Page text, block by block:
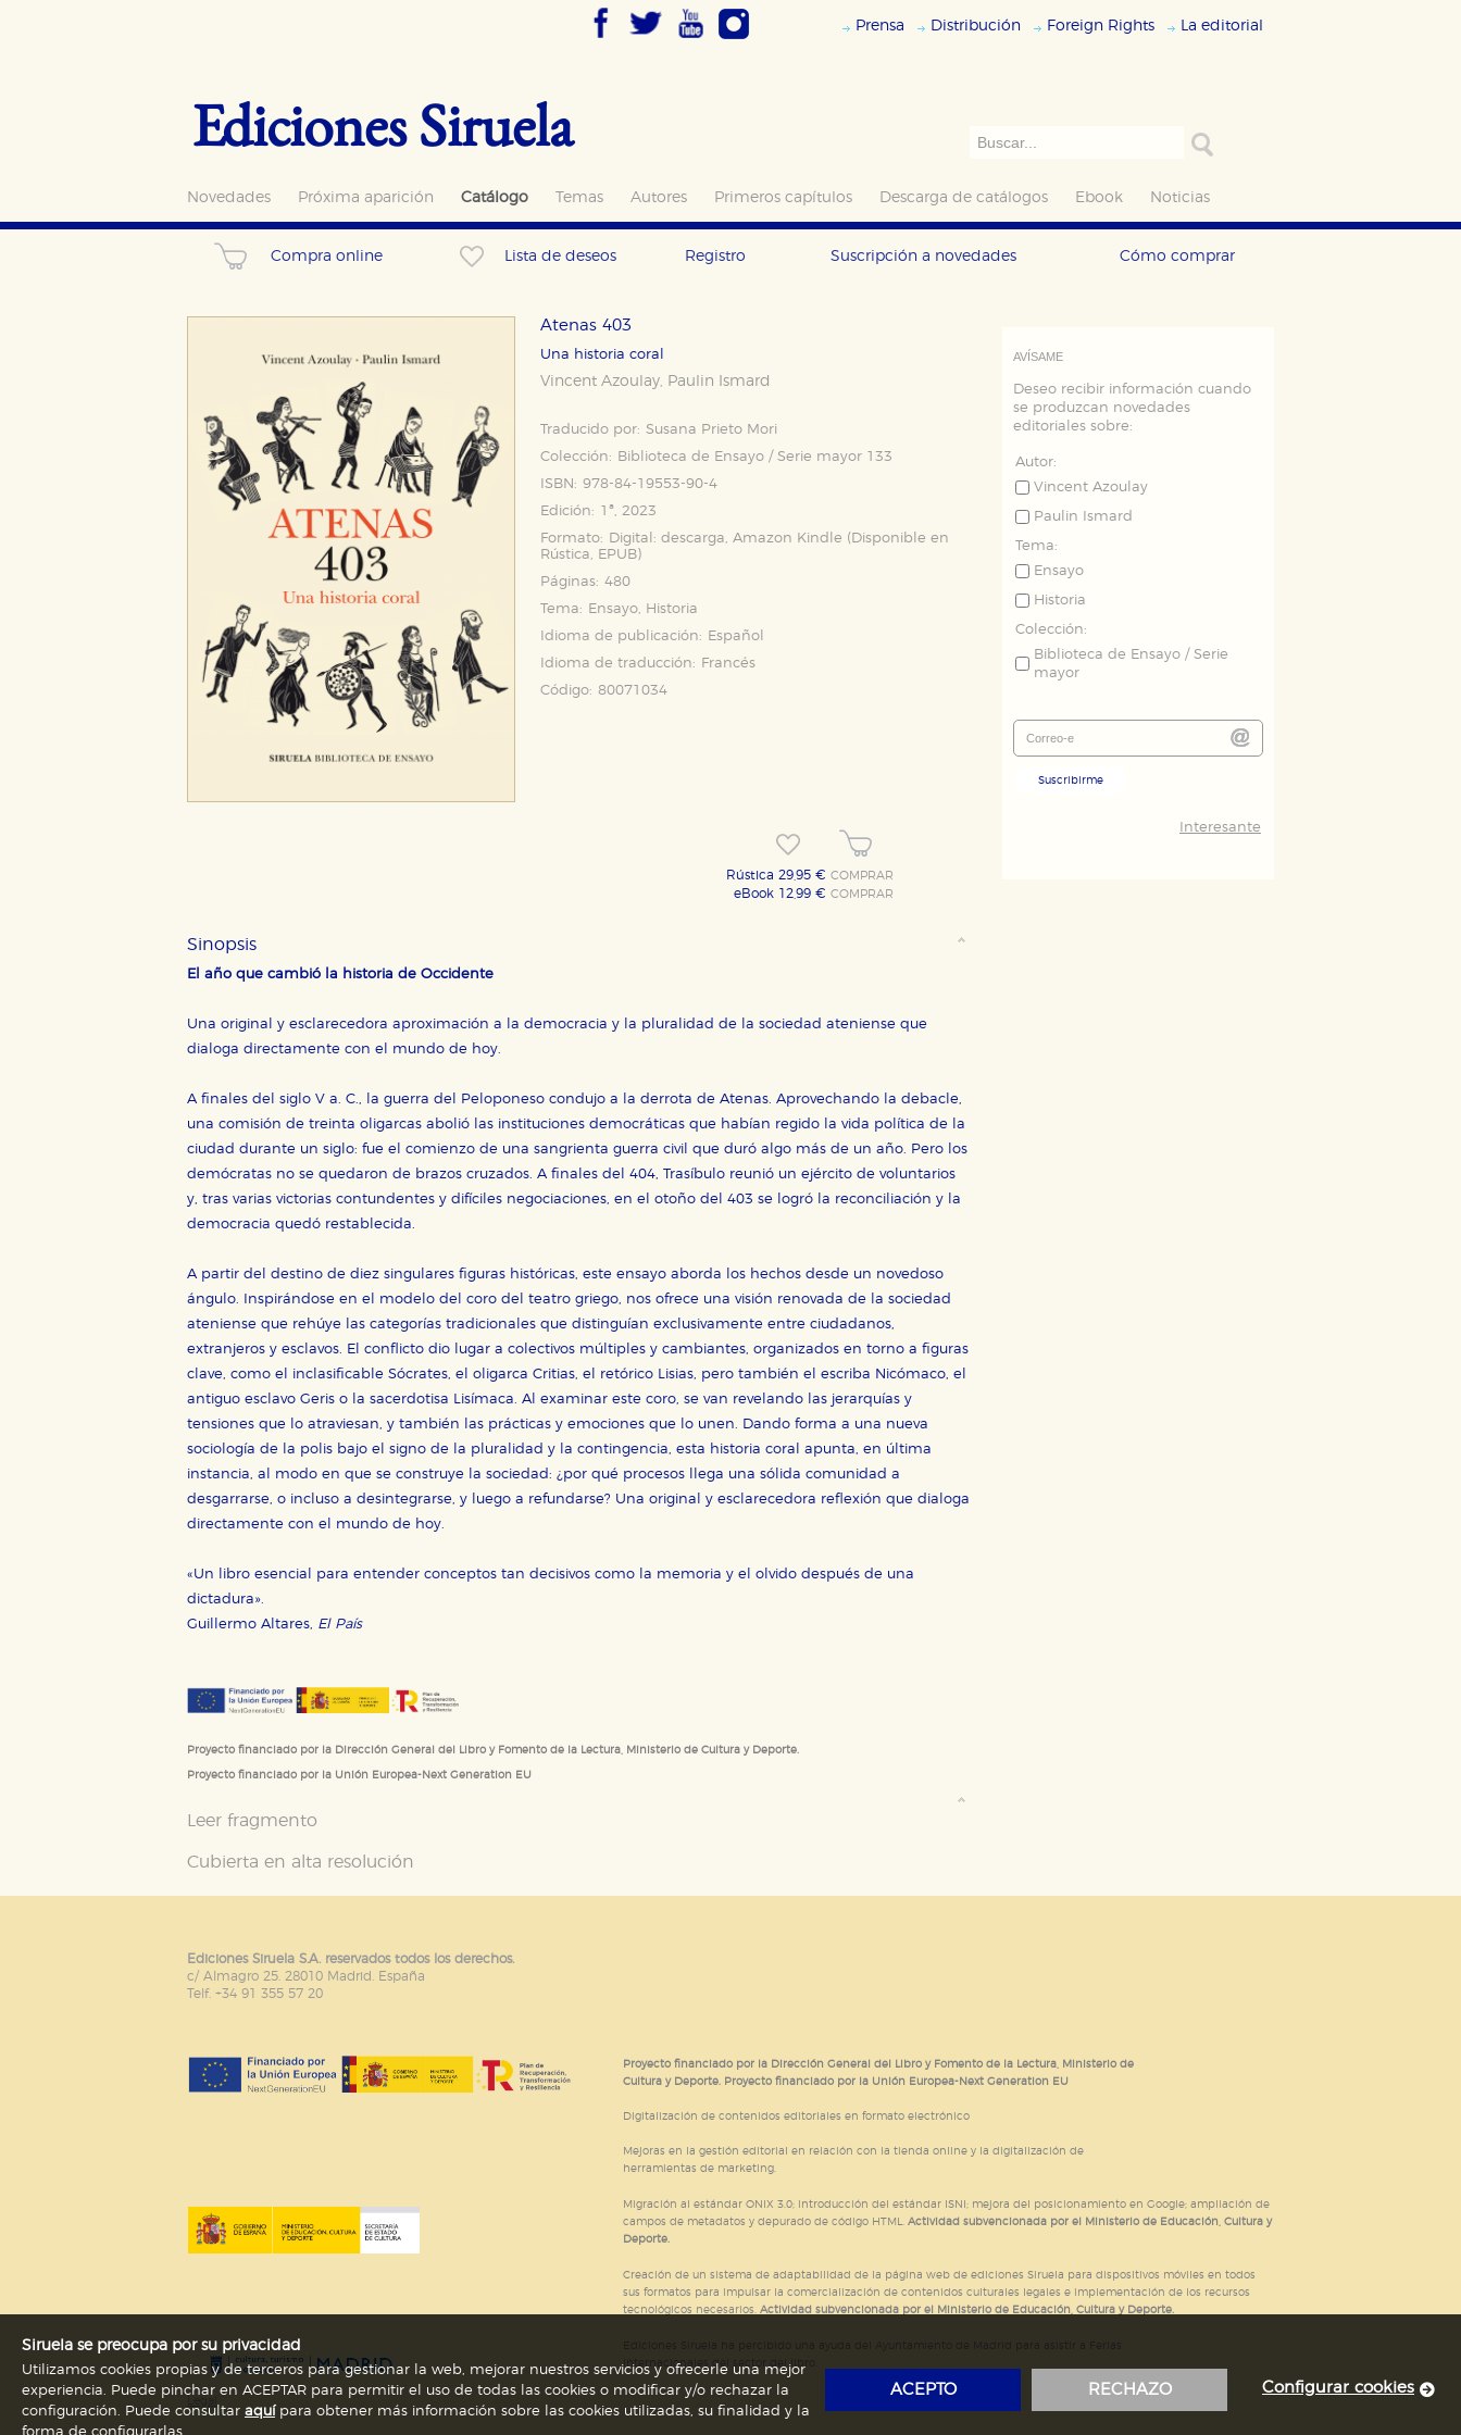
Prensa Distribución Foreign Rights La editorial
Ediciones Siruela
Novedades Próxima aparición Catálogo Temas Autores Primeros capítulos Descarga de catálogos Ebook Noticias
Compra online Lista de deseos Registro Suscripción a novedades Cómo comprar
Atenas 403
Una historia coral
Vincent Azoulay, Paulin Ismard
Traducido por: Susana Prieto Mori
Colección:
Biblioteca de Ensayo / Serie mayor 133
ISBN: 978-84-19553-90-4
Edición: 1ª, 2023
Formato:
Digital: descarga, Amazon Kindle (Disponible en
Rústica, EPUB)
Páginas: 480
Tema:
Ensayo, Historia
Idioma de publicación:
Español
Idioma de traducción:
Francés
Código: 80071034
Rústica 29,95 € COMPRAR
eBook 12,99 € COMPRAR
Sinopsis
El año que cambió la historia de Occidente
Una original y esclarecedora aproximación a la democracia y la pluralidad de la sociedad ateniense que
dialoga directamente con el mundo de hoy.
A finales del siglo V a. C., la guerra del Peloponeso condujo a la derrota de Atenas. Aprovechando la debacle,
una comisión de treinta oligarcas abolió las instituciones democráticas que habían regido la vida política de la
ciudad durante un siglo: fue el comienzo de una sangrienta guerra civil que duró algo más de un año. Pero los
demócratas no se quedaron de brazos cruzados. A finales del 404, Trasíbulo reunió un ejército de voluntarios
y, tras varias victorias contundentes y difíciles negociaciones, en el otoño del 403 se logró la reconciliación y la
democracia quedó restablecida.
A partir del destino de diez singulares figuras históricas, este ensayo aborda los hechos desde un novedoso
ángulo. Inspirándose en el modelo del coro del teatro griego, nos ofrece una visión renovada de la sociedad
ateniense que rehúye las categorías tradicionales que distinguían exclusivamente entre ciudadanos,
extranjeros y esclavos. El conflicto dio lugar a colectivos múltiples y cambiantes, organizados en torno a figuras
clave, como el inclasificable Sócrates, el oligarca Critias, el retórico Lisias, pero también el escriba Nicómaco, el
antiguo esclavo Geris o la sacerdotisa Lisímaca. Al examinar este coro, se van revelando las jerarquías y
tensiones que lo atraviesan, y también las prácticas y emociones que lo unen. Dando forma a una nueva
sociología de la polis bajo el signo de la pluralidad y la contingencia, esta historia coral apunta, en última
instancia, al modo en que se construye la sociedad: ¿por qué procesos llega una sólida comunidad a
desgarrarse, o incluso a desintegrarse, y luego a refundarse? Una original y esclarecedora reflexión que dialoga
directamente con el mundo de hoy.
«Un libro esencial para entender conceptos tan decisivos como la memoria y el olvido después de una
dictadura».
Guillermo Altares, El País
Proyecto financiado por la Dirección General del Libro y Fomento de la Lectura, Ministerio de Cultura y Deporte.
Proyecto financiado por la Unión Europea-Next Generation EU
Leer fragmento
Cubierta en alta resolución
AVÍSAME
Deseo recibir información cuando
se produzcan novedades
editoriales sobre:
Autor:
Vincent Azoulay
Paulin Ismard
Tema:
Ensayo
Historia
Colección:
Biblioteca de Ensayo / Serie
mayor
Suscribirme
Interesante
Ediciones Siruela S.A. reservados todos los derechos.
c/ Almagro 25. 28010 Madrid. España
Telf. +34 91 355 57 20
Proyecto financiado por la Dirección General del Libro y Fomento de la Lectura, Ministerio de
Cultura y Deporte. Proyecto financiado por la Unión Europea-Next Generation EU
Digitalización de contenidos editoriales en formato electrónico
Mejoras en la gestión editorial en relación con la tienda online y la digitalización de
herramientas de marketing.
Migración al estándar ONIX 3.0; introducción del estándar ISNI; mejora del posicionamiento en Google; ampliación de
campos de metadatos y depurado de código HTML. Actividad subvencionada por el Ministerio de Educación, Cultura y
Deporte.
Creación de un sistema de adaptabilidad de la página web de ediciones Siruela para dispositivos móviles en todos
sus formatos para impulsar la comercialización de contenidos culturales legales e implementación de los recursos
tecnológicos necesarios. Actividad subvencionada por el Ministerio de Educación, Cultura y Deporte.
Internacionales del sector del libro.
Siruela se preocupa por su privacidad
Utilizamos cookies propias y de terceros para gestionar la web, mejorar nuestros servicios y ofrecerle una mejor
experiencia. Puede pinchar en ACEPTAR para permitir el uso de todas las cookies o modificar y/o rechazar la
configuración. Puede consultar aquípara obtener más información sobre las cookies utilizadas, su finalidad y la
ACEPTO RECHAZO Configurar cookies
CONFIGURACIÓN DE COOKIES
Estas cookies son necesarias para que nuestro sitio web funcione y no es posible deshabilitarlas desde nuestro sistema. Es posible
hacerlo desde el navegador, pero en ese caso es posible que algunas áreas de nuestra web dejen de funcionar correctamente.
Cookies de rendimiento y analíticas
Estas cookies se utilizan para mejorar su experiencia de navegación y optimizar el funcionamiento de nuestro sitio web. Almacenan
configuraciones de servicios para que no tenga que reconfigurarlos cada vez que nos visita. La información es agregada y, por lo
tanto, es anónima.
Estas cookies son gestionadas por nuestros socios publicitarios y se utilizan para mostrar publicidad relevante para sus intereses en
otros sitios. No almacenan directamente información personal sino que se basan en la identificación única de su navegador y
dispositivo de internet.
GUARDAR CONFIGURACIÓN
Puede consultar nuestra política de cookies